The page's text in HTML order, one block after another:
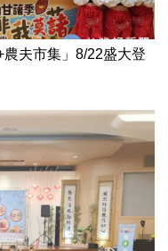
夫市集」8/22盛大登